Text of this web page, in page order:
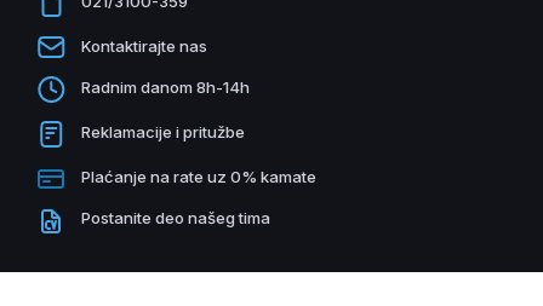
Kontaktirajte nas
Radnim danom 8h-14h
Reklamacije i pritužbe
Plaćanje na rate uz 0% kamate
Postanite deo našeg tima